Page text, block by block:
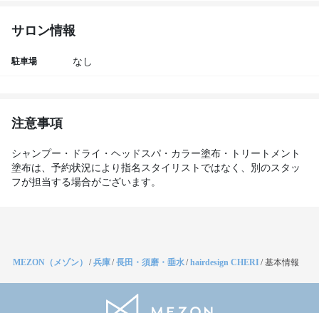
サロン情報
駐車場 なし
注意事項
シャンプー・ドライ・ヘッドスパ・カラー塗布・トリートメント
塗布は、予約状況により指名スタイリストではなく、別のスタッ
フが担当する場合がございます。
MEZON（メゾン） /兵庫/長田・須磨・垂水/hairdesign CHERI /基本情報